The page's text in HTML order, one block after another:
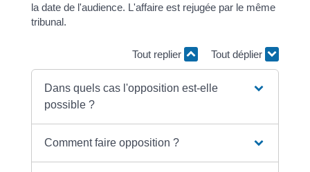
la date de l'audience. L'affaire est rejugée par le même
tribunal.
Tout replier Tout déplier
Dans quels cas l'opposition est-elle
possible ?
Comment faire opposition ?